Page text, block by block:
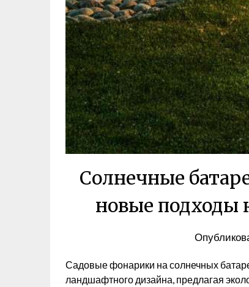
Солнечные
новые подходы
Садовые фонарики на солнечных
ландшафтного дизайна, предлагая